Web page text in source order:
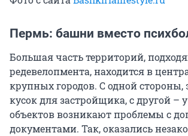
Пермь: башни вместо
Большая часть территорий,
редевелопмента, находится в
крупных городов. С одной
кусок для застройщика, с другой –
объектов возникают проблемы с
документами. Так, оказались